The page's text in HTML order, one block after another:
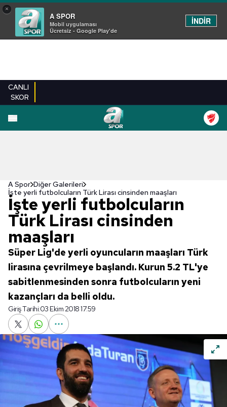
×
A SPOR
Mobil uygulaması
Ücretsiz - Google Play'de
İNDİR
CANLI
SKOR
EN YENILER
A Spor Diğer Galerileri
İşte yerli futbolcuların Türk Lirası cinsinden maaşları
İşte yerli futbolcuların
Türk Lirası cinsinden
maaşları
Süper Lig'de yerli oyuncuların maaşları Türk
lirasına çevrilmeye başlandı. Kurun 5.2 TL'ye
sabitlenmesinden sonra futbolcuların yeni
kazançları da belli oldu.
Giriş Tarihi:03 Ekim 2018 17:59